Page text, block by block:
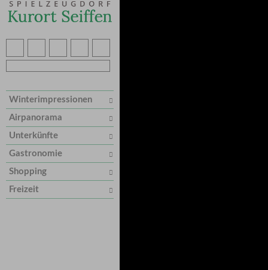
Winterimpressionen
Airpanorama
Unterkünfte
Gastronomie
Shopping
Freizeit